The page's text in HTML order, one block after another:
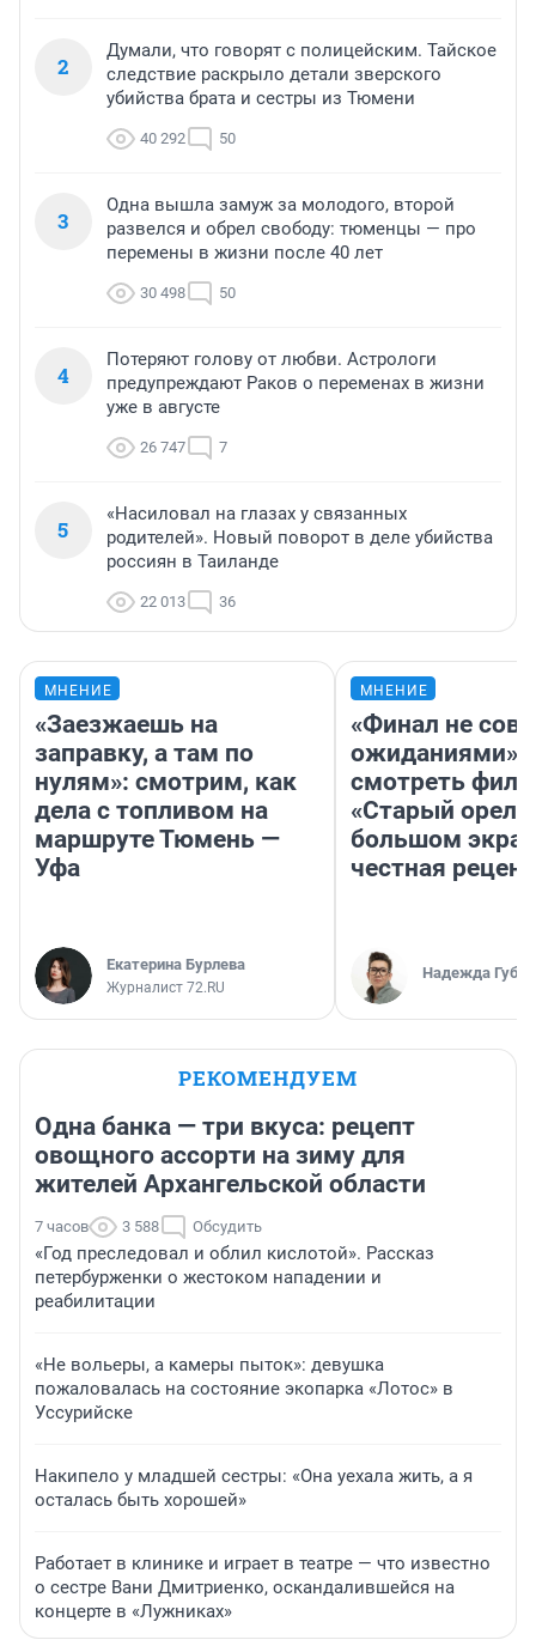
2
Думали, что говорят с полицейским. Тайское
следствие раскрыло детали зверского
убийства брата и сестры из Тюмени
40 292 50
3
Одна вышла замуж за молодого, второй
развелся и обрел свободу: тюменцы — про
перемены в жизни после 40 лет
30 498 50
4
Потеряют голову от любви. Астрологи
предупреждают Раков о переменах в жизни
уже в августе
26 747 7
5
«Насиловал на глазах у связанных
родителей». Новый поворот в деле убийства
россиян в Таиланде
22 013 36
МНЕНИЕ
«Заезжаешь на
заправку, а там по
нулям»: смотрим, как
дела с топливом на
маршруте Тюмень —
Уфа
Екатерина Бурлева
Журналист 72.RU
МНЕНИЕ
«Финал не
ожиданиями»:
смотреть
«Старый орел»
большом
честная
Надежда
РЕКОМЕНДУЕМ
Одна банка — три вкуса: рецепт
овощного ассорти на зиму для
жителей Архангельской области
7 часов 3 588 Обсудить
«Год преследовал и облил кислотой». Рассказ
петербурженки о жестоком нападении и
реабилитации
«Не вольеры, а камеры пыток»: девушка
пожаловалась на состояние экопарка «Лотос» в
Уссурийске
Накипело у младшей сестры: «Она уехала жить, а я
осталась быть хорошей»
Работает в клинике и играет в театре — что известно
о сестре Вани Дмитриенко, оскандалившейся на
концерте в «Лужниках»